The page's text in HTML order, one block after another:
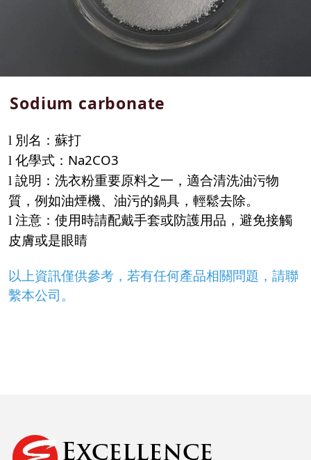
Sodium carbonate
l 別名：蘇打
l 化學式：Na2CO3
l 說明：洗衣粉重要原料之一，適合清洗油污物
質，例如油煙機、油污的鍋具，輕鬆去除。
l 注意：使用時請配戴手套或防護用品，避免接觸
皮膚或是眼睛
以上資訊僅供參考，若有任何產品相關問題，請聯
繫本公司。